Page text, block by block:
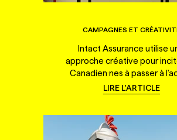
CAMPAGNES ET
Intact Assurance utilise
approche créative pour
Canadien·nes à passer à
LIRE L'ARTICLE